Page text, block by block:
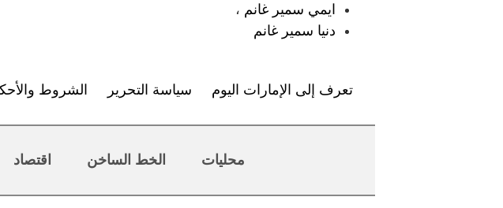
ايمي سمير غانم ،
دنيا سمير غانم
تعرف إلى الإمارات اليوم سياسة التحرير الشروط
محليات الخط الساخن اقتصاد